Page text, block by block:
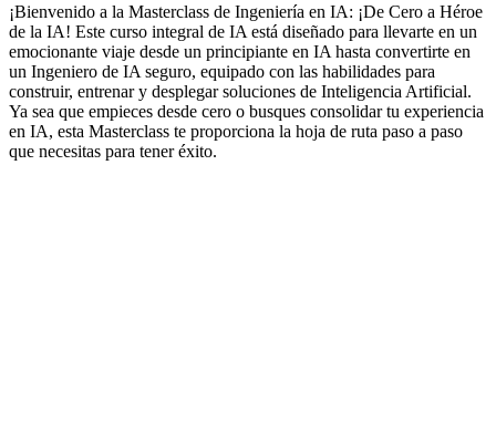
¡Bienvenido a la Masterclass de Ingeniería en IA: ¡De Cero a Héroe
de la IA! Este curso integral de IA está diseñado para llevarte en un
emocionante viaje desde un principiante en IA hasta convertirte en
un Ingeniero de IA seguro, equipado con las habilidades para
construir, entrenar y desplegar soluciones de Inteligencia Artificial.
Ya sea que empieces desde cero o busques consolidar tu experiencia
en IA, esta Masterclass te proporciona la hoja de ruta paso a paso
que necesitas para tener éxito.